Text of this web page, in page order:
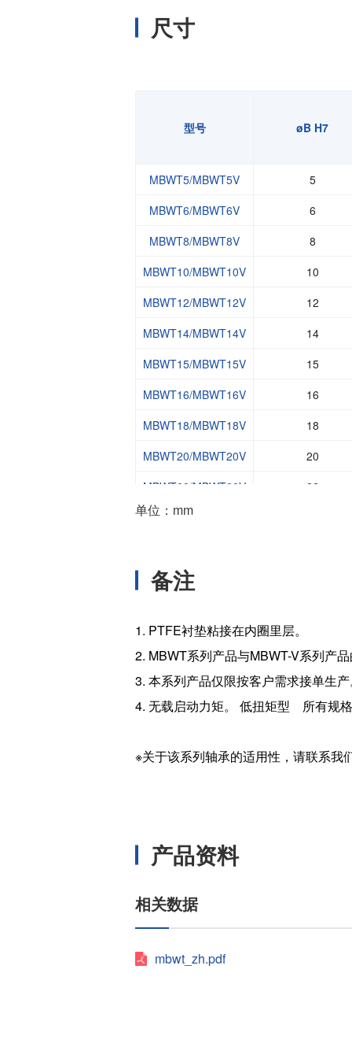
尺寸
型号 øB H7
MBWT5/MBWT5V
5
MBWT6/MBWT6V
6
MBWT8/MBWT8V
8
MBWT10/MBWT10V
10
MBWT12/MBWT12V
12
MBWT14/MBWT14V
14
MBWT15/MBWT15V
15
MBWT16/MBWT16V
16
MBWT18/MBWT18V
18
MBWT20/MBWT20V
20
MBWT22/MBWT22V
22
MBWT25/MBWT25V
MBWT30/MBWT30V
MBWT40/MBWT40V
MBWT45/MBWT45V
45
MBWT50/MBWT50V
50
单位：mm
备注
1. PTFE衬垫粘接在内圈里层。
2. MBWT系列产品与MBWT-V系列产
3. 本系列产品仅限按客户需求接单生
4. 无载启动力矩。 低扭矩型 所有规
※关于该系列轴承的适用性，请联系我
产品资料
相关数据
mbwt_zh.pdf